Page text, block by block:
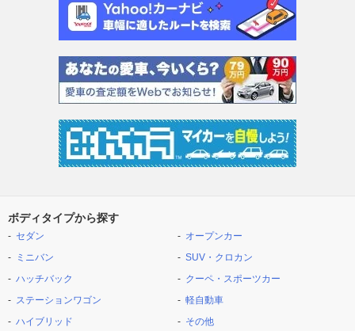
ボディタイプから探す
セダン
ミニバン
ハッチバック
ステーションワゴン
ハイブリッド
オープンカー
SUV・クロカン
クーペ・スポーツカー
軽自動車
その他